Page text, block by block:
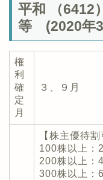
平和 （6412
等 (2020年3
権
利
確
定
月
３、９月
【株主優待
100株以上：
200株以上：
300株以上：